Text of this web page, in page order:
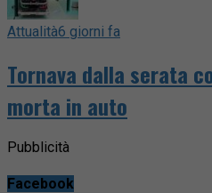
Attualità6 giorni fa
Tornava dalla serata
morta in auto
Pubblicità
Facebook